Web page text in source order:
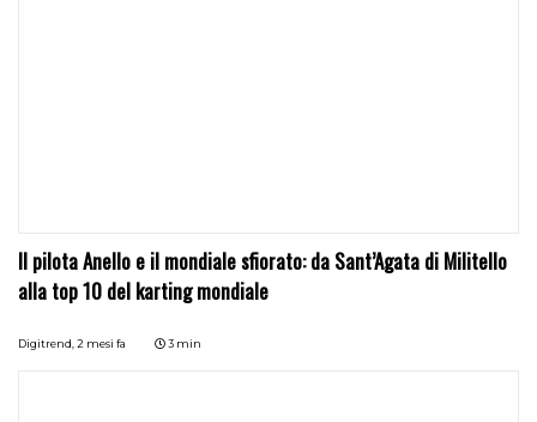
Il pilota Anello e il mondiale sfiorato: da Sant’Agata di Militello
alla top 10 del karting mondiale
Digitrend, 2 mesi fa 3 min